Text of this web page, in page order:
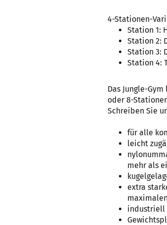
4-Stationen-
Station 1:
Station 2:
Station 3:
Station 4:
Das Jungle-
oder 8-
Schreiben Sie
für alle
leicht
mehr als
extra
industriell